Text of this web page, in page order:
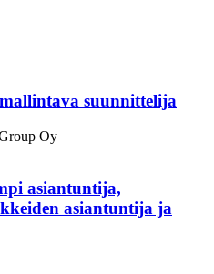
suunnittelija
Oy
asiantuntija,
asiantuntija ja